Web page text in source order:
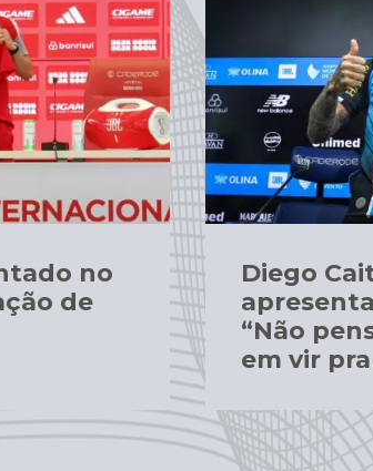
no
de
Diego
“Não
em vir pra